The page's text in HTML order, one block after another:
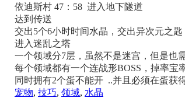
依迪斯村 47：58 进入地下隧道
达到传送
交出5个6小时时间水晶，交出异次元之匙
进入迷乱之塔
一个领域分7层，虽然不是迷宫，但是也
每个领域都有一个连战形BOSS，掉率宝
同时拥有2个蛋不能开 ..并且必须在蛋获
宠物, 技巧, 领域, 水晶